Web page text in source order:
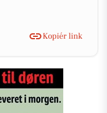
Kopiér link